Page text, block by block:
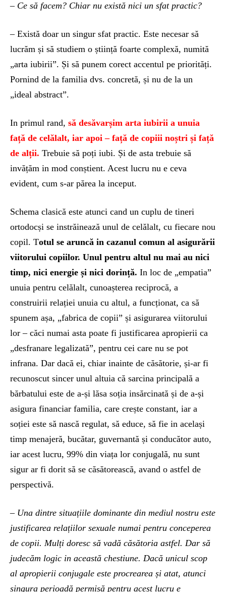
– Ce să facem? Chiar nu există nici un sfat practic?
– Există doar un singur sfat practic. Este necesar să
lucrăm și să studiem o știință foarte complexă, numită
„arta iubirii”. Și să punem corect accentul pe priorități.
Pornind de la familia dvs. concretă, și nu de la un
„ideal abstract”.
In primul rand, să desăvarșim arta iubirii a unuia
față de celălalt, iar apoi – față de copiii noștri și față
de alții. Trebuie să poți iubi. Și de asta trebuie să
invățăm in mod conștient. Acest lucru nu e ceva
evident, cum s-ar părea la inceput.
Schema clasică este atunci cand un cuplu de tineri
ortodocși se instrăinează unul de celălalt, cu fiecare nou
copil. Totul se aruncă in cazanul comun al asigurării
viitorului copiilor. Unul pentru altul nu mai au nici
timp, nici energie și nici dorință. In loc de „empatia”
unuia pentru celălalt, cunoașterea reciprocă, a
construirii relației unuia cu altul, a funcționat, ca să
spunem așa, „fabrica de copii” și asigurarea viitorului
lor – căci numai asta poate fi justificarea apropierii ca
„desfranare legalizată”, pentru cei care nu se pot
infrana. Dar dacă ei, chiar inainte de căsătorie, și-ar fi
recunoscut sincer unul altuia că sarcina principală a
bărbatului este de a-și lăsa soția insărcinată și de a-și
asigura financiar familia, care crește constant, iar a
soției este să nască regulat, să educe, să fie in același
timp menajeră, bucătar, guvernantă și conducător auto,
iar acest lucru, 99% din viața lor conjugală, nu sunt
sigur ar fi dorit să se căsătorească, avand o astfel de
perspectivă.
– Una dintre situațiile dominante din mediul nostru este
justificarea relațiilor sexuale numai pentru conceperea
de copii. Mulți doresc să vadă căsătoria astfel. Dar să
judecăm logic in această chestiune. Dacă unicul scop
al apropierii conjugale este procrearea și atat, atunci
singura perioadă permisă pentru acest lucru e